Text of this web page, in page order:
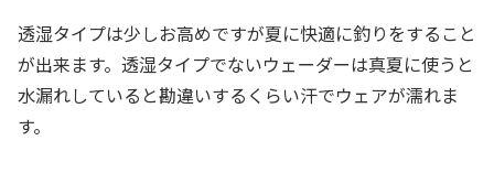
透湿タイプは少しお高めですが夏に快適に釣りをすること
が出来ます。透湿タイプでないウェーダーは真夏に使うと
水漏れしていると勘違いするくらい汗でウェアが濡れま
す。